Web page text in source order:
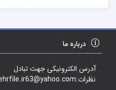
درباره ما
آدرس الکترونیکی جهت تبادل
نظرات:mehrfile.ir63@yahoo.com